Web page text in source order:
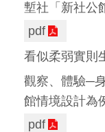
塹社「新社公
pdf
看似柔弱實則
觀察、體驗─
館情境設計為
pdf